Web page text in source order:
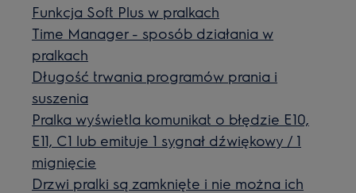
Funkcja Soft Plus w pralkach
Time Manager - sposób działania w
pralkach
Długość trwania programów prania i
suszenia
Pralka wyświetla komunikat o błędzie E10,
E11, C1 lub emituje 1 sygnał dźwiękowy / 1
mignięcie
Drzwi pralki są zamknięte i nie można ich